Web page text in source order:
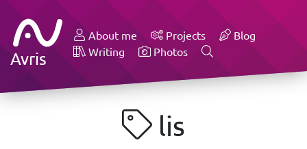
Avris
About me Projects
Blog
Writing
Photos
lis